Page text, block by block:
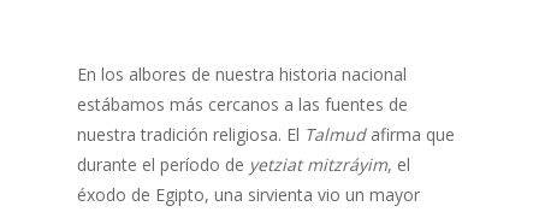
En los albores de nuestra historia nacional
estábamos más cercanos a las fuentes de
nuestra tradición religiosa. El Talmudafirma que
durante el período de yetziat mitzráyim, el
éxodo de Egipto, una sirvienta vio un mayor